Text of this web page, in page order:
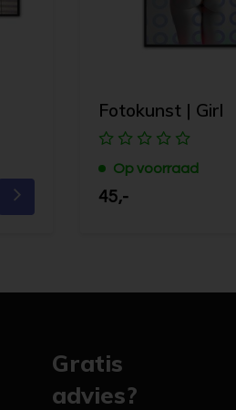
Fotokunst | Girl
Op voorraad
45,-
Gratis
advies?